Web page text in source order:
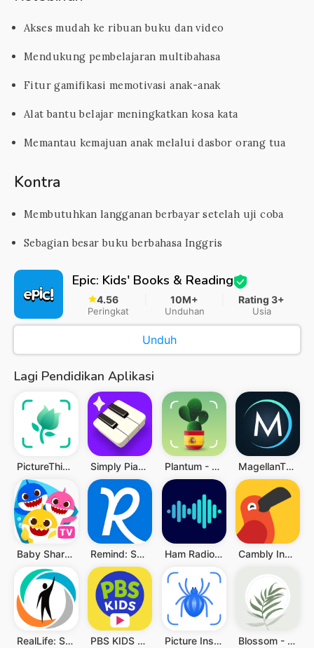
Akses mudah ke ribuan buku dan video
Mendukung pembelajaran multibahasa
Fitur gamifikasi memotivasi anak-anak
Alat bantu belajar meningkatkan kosa kata
Memantau kemajuan anak melalui dasbor orang tua
Kontra
Membutuhkan langganan berbayar setelah uji coba
Sebagian besar buku berbahasa Inggris
Epic: Kids' Books & Reading
4.56
Peringkat
10M+
Unduhan
Rating 3+
Usia
Unduh
Lagi Pendidikan Aplikasi
PictureThis - Plant Identifier Simply Piano: Learn Piano Fast Plantum - Plant Identifier MagellanTV Documentaries
Baby Shark TV: Lagu & Cerita Remind: School Communication Ham Radio Prep Cambly Inggris
RealLife: Speak, Learn English PBS KIDS Video Picture Insect: Bug Identifier Blossom - Identifikasi Tanaman